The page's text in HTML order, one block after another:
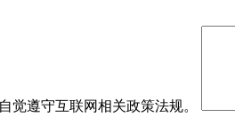
觉遵守互联网相关政策法规。